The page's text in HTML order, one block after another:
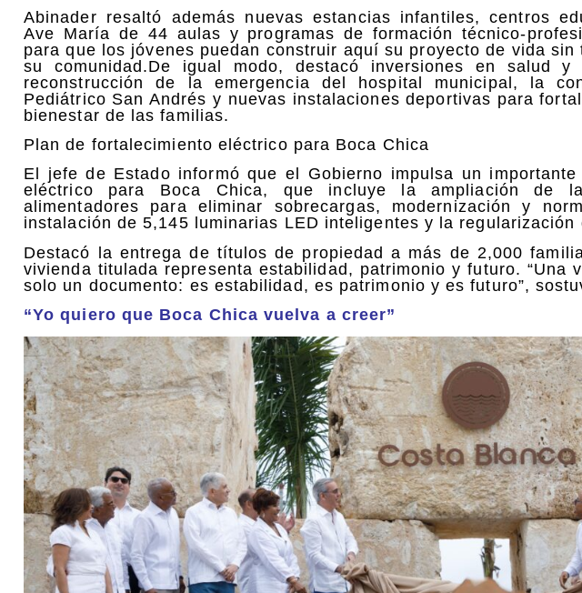
Abinader resaltó además nuevas estancias infantiles, centros
Ave María de 44 aulas y programas de formación técnico-
para que los jóvenes puedan construir aquí su proyecto de vida sin
su comunidad.De igual modo, destacó inversiones en salud y
reconstrucción de la emergencia del hospital municipal, la
Pediátrico San Andrés y nuevas instalaciones deportivas para
bienestar de las familias.
Plan de fortalecimiento eléctrico para Boca Chica
El jefe de Estado informó que el Gobierno impulsa un
eléctrico para Boca Chica, que incluye la ampliación de la
alimentadores para eliminar sobrecargas, modernización y
instalación de 5,145 luminarias LED inteligentes y la regularización
Destacó la entrega de títulos de propiedad a más de 2,000
vivienda titulada representa estabilidad, patrimonio y futuro. “Una
solo un documento: es estabilidad, es patrimonio y es futuro”,
“Yo quiero que Boca Chica vuelva a creer”